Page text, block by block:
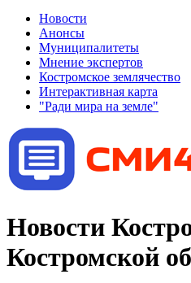
Новости
Анонсы
Муниципалитеты
Мнение экспертов
Костромское землячество
Интерактивная карта
"Ради мира на земле"
Новости
Костромской